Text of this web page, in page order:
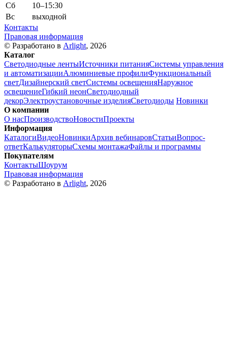
Сб
10–15:30
Вс
выходной
Контакты
Правовая информация
© Разработано в Arlight, 2026
Каталог
Светодиодные лентыИсточники питанияСистемы управления
и автоматизацииАлюминиевые профилиФункциональный
светДизайнерский светСистемы освещенияНаружное
освещениеГибкий неонСветодиодный
декорЭлектроустановочные изделияСветодиоды Новинки
О компании
О насПроизводствоНовостиПроекты
Информация
КаталогиВидеоНовинкиАрхив вебинаровСтатьиВопрос-
ответКалькуляторыСхемы монтажаФайлы и программы
Покупателям
КонтактыШоурум
Правовая информация
© Разработано в Arlight, 2026